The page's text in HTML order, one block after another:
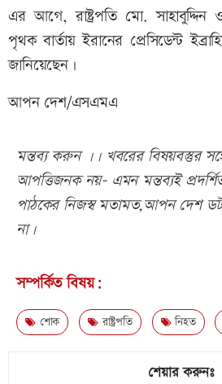
এর আগে, রাষ্ট্রপতি মো. সাহাবুদ্দিন ও
পৃথক বার্তায় ইরানের প্রেসিডেন্ট
জানিয়েছেন।
আপন দেশ/এসএমএ
মন্তব্য করুন ।। খবরের বিষয়বস্তুর
আপত্তিজনক নয়- এমন মন্তব্যই
পাঠকের নিজস্ব মতামত,আপন দেশ
না।
সম্পর্কিত বিষয়:
শোক রাষ্ট্রপতি নিহত
শেয়ার করুনঃ